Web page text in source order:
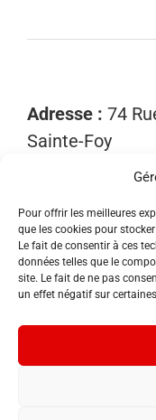
Pour offrir les meilleures
que les cookies pour
Le fait de consentir à ces
données telles que le
site. Le fait de ne pas
un effet négatif sur
Adresse : 74
Sainte-Foy
Email :
SIRET :